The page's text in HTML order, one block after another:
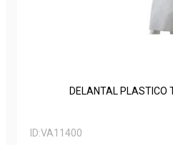
DELANTAL PLASTICO
ID:VA11400